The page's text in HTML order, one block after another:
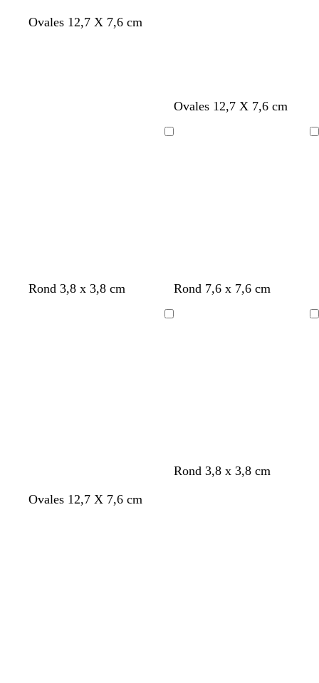
Ovales 12,7 X 7,6 cm
Ovales 12,7 X 7,6 cm
Rond 3,8 x 3,8 cm
f
u
f
u
f
u
Rond 7,6 x 7,6 cm
f
f
f
Ovales 12,7 X 7,6 cm
Rond 3,8 x 3,8 cm